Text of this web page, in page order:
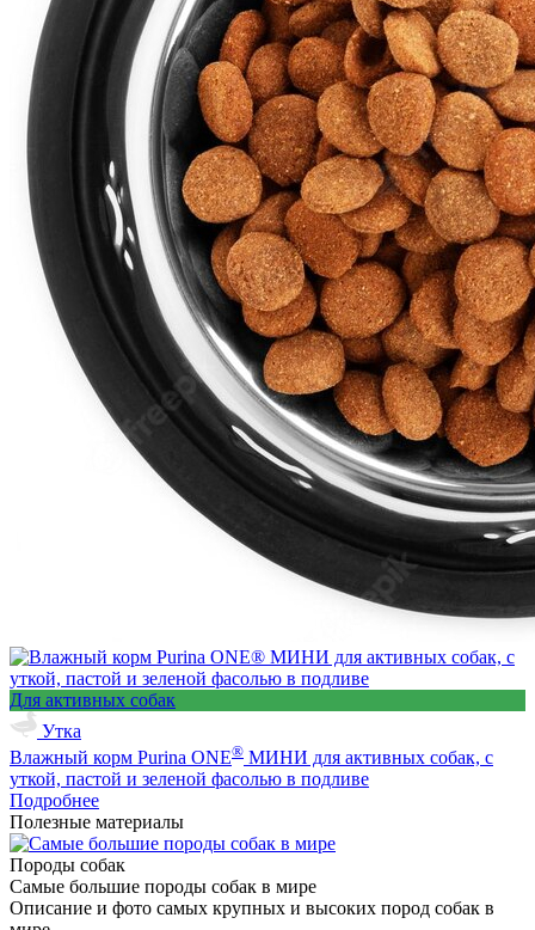
Для активных собак
Утка
Влажный корм Purina ONE® МИНИ для активных собак, с
уткой, пастой и зеленой фасолью в подливе
Подробнее
Полезные материалы
Породы собак
Самые большие породы собак в мире
Описание и фото самых крупных и высоких пород собак в